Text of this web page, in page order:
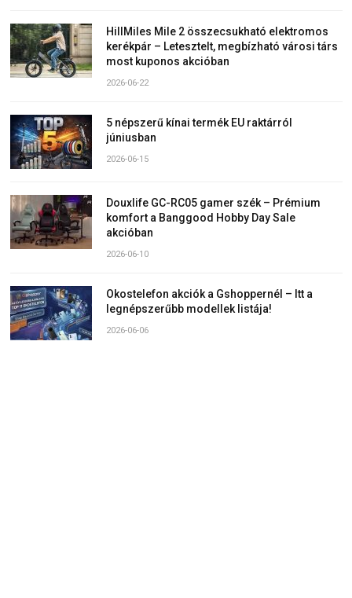
HillMiles Mile 2 összecsukható elektromos
kerékpár – Letesztelt, megbízható városi társ
most kuponos akcióban
2026-06-22
5 népszerű kínai termék EU raktárról
júniusban
2026-06-15
Douxlife GC-RC05 gamer szék – Prémium
komfort a Banggood Hobby Day Sale
akcióban
2026-06-10
Okostelefon akciók a Gshoppernél – Itt a
legnépszerűbb modellek listája!
2026-06-06